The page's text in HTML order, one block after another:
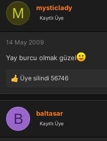
k
l
e
r
M mysticlady
Kayıtlı Üye
14 May 2009
Yay burcu olmak güzel
T
p
k
l
e
Üye silindi 56746
B baltasar
Kayıtlı Üye